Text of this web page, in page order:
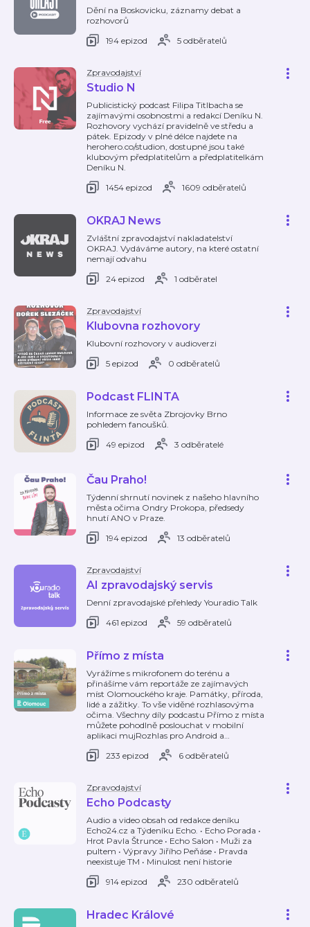
Dění na Boskovicku, záznamy debat a
rozhovorů
194 epizod
5 odběratelů
Zpravodajství
Studio N
Publicistický podcast Filipa Titlbacha se
zajímavými osobnostmi a redakcí Deníku N.
Rozhovory vychází pravidelně ve středu a
pátek. Epizody v plné délce najdete na
herohero.co/studion, dostupné jsou také
klubovým předplatitelům a předplatitelkám
Deníku N.
1454 epizod
1609 odběratelů
OKRAJ News
Zvláštní zpravodajství nakladatelství
OKRAJ. Vydáváme autory, na které ostatní
nemají odvahu
24 epizod
1 odběratel
Zpravodajství
Klubovna rozhovory
Klubovní rozhovory v audioverzi
5 epizod
0 odběratelů
Podcast FLINTA
Informace ze světa Zbrojovky Brno
pohledem fanoušků.
49 epizod
3 odběratelé
Čau Praho!
Týdenní shrnutí novinek z našeho hlavního
města očima Ondry Prokopa, předsedy
hnutí ANO v Praze.
194 epizod
13 odběratelů
Zpravodajství
AI zpravodajský servis
Denní zpravodajské přehledy Youradio Talk
461 epizod
59 odběratelů
Přímo z místa
Vyrážíme s mikrofonem do terénu a
přinášíme vám reportáže ze zajímavých
míst Olomouckého kraje. Památky, příroda,
lidé a zážitky. To vše viděné rozhlasovýma
očima. Všechny díly podcastu Přímo z místa
můžete pohodlně poslouchat v mobilní
aplikaci mujRozhlas pro Android a…
233 epizod
6 odběratelů
Zpravodajství
Echo Podcasty
Audio a video obsah od redakce deníku
Echo24.cz a Týdeníku Echo. • Echo Porada •
Hrot Pavla Štrunce • Echo Salon • Muži za
pultem • Výpravy Jiřího Peňáse • Pravda
neexistuje TM • Minulost není historie
914 epizod
230 odběratelů
Hradec Králové